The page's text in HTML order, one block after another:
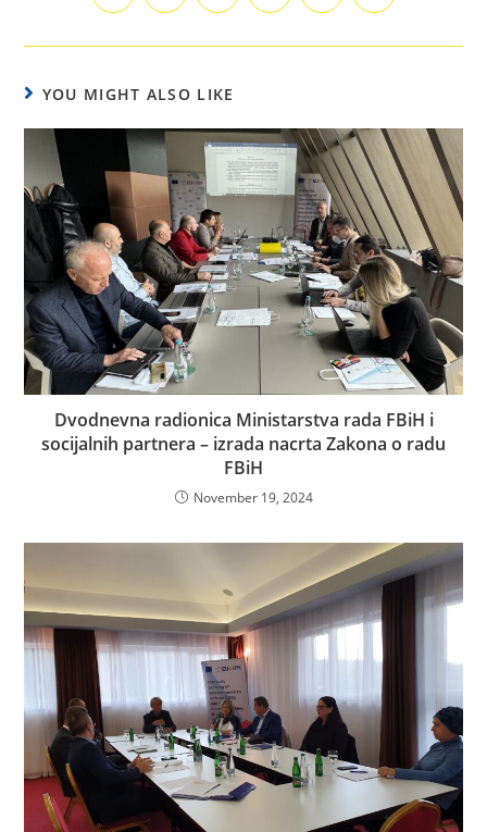
YOU MIGHT ALSO LIKE
Dvodnevna radionica Ministarstva rada FBiH i
socijalnih partnera – izrada nacrta Zakona o radu
FBiH
November 19, 2024